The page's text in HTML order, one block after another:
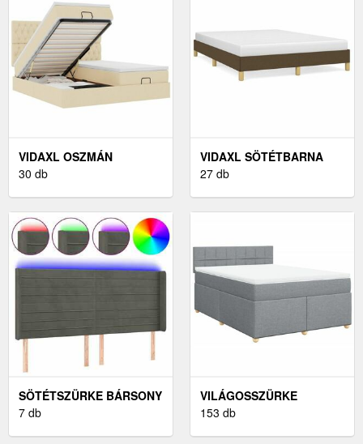
VIDAXL OSZMÁN
ÁGYKERET
30 db
VIDAXL SÖTÉTBARNA
SZÖVET ÁGYKERET 140 X
27 db
SÖTÉTSZÜRKE BÁRSONY
LED-ES FEJTÁMLA
7 db
VILÁGOSSZÜRKE
SZÖVET RUGÓS ÁGY
153 db